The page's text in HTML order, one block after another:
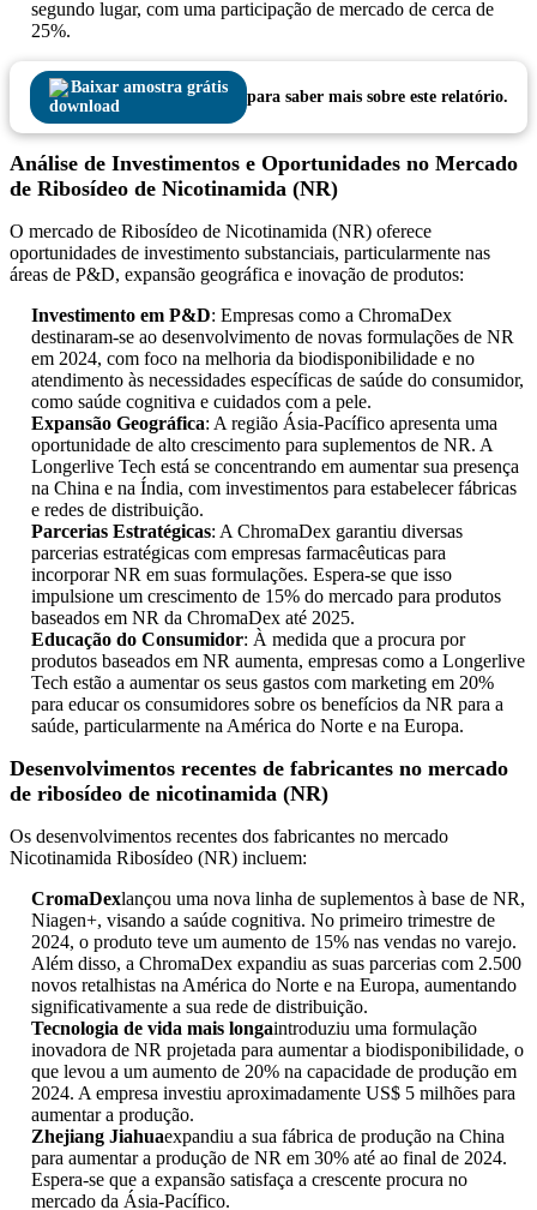
segundo lugar, com uma participação de mercado de cerca de
25%.
Baixar amostra grátis
para saber mais sobre este relatório.
Análise de Investimentos e Oportunidades no Mercado
de Ribosídeo de Nicotinamida (NR)
O mercado de Ribosídeo de Nicotinamida (NR) oferece
oportunidades de investimento substanciais, particularmente nas
áreas de P&D, expansão geográfica e inovação de produtos:
Investimento em P&D: Empresas como a ChromaDex
destinaram-se ao desenvolvimento de novas formulações de NR
em 2024, com foco na melhoria da biodisponibilidade e no
atendimento às necessidades específicas de saúde do consumidor,
como saúde cognitiva e cuidados com a pele.
Expansão Geográfica: A região Ásia-Pacífico apresenta uma
oportunidade de alto crescimento para suplementos de NR. A
Longerlive Tech está se concentrando em aumentar sua presença
na China e na Índia, com investimentos para estabelecer fábricas
e redes de distribuição.
Parcerias Estratégicas: A ChromaDex garantiu diversas
parcerias estratégicas com empresas farmacêuticas para
incorporar NR em suas formulações. Espera-se que isso
impulsione um crescimento de 15% do mercado para produtos
baseados em NR da ChromaDex até 2025.
Educação do Consumidor: À medida que a procura por
produtos baseados em NR aumenta, empresas como a Longerlive
Tech estão a aumentar os seus gastos com marketing em 20%
para educar os consumidores sobre os benefícios da NR para a
saúde, particularmente na América do Norte e na Europa.
Desenvolvimentos recentes de fabricantes no mercado
de ribosídeo de nicotinamida (NR)
Os desenvolvimentos recentes dos fabricantes no mercado
Nicotinamida Ribosídeo (NR) incluem:
CromaDexlançou uma nova linha de suplementos à base de NR,
Niagen+, visando a saúde cognitiva. No primeiro trimestre de
2024, o produto teve um aumento de 15% nas vendas no varejo.
Além disso, a ChromaDex expandiu as suas parcerias com 2.500
novos retalhistas na América do Norte e na Europa, aumentando
significativamente a sua rede de distribuição.
Tecnologia de vida mais longaintroduziu uma formulação
inovadora de NR projetada para aumentar a biodisponibilidade, o
que levou a um aumento de 20% na capacidade de produção em
2024. A empresa investiu aproximadamente US$ 5 milhões para
aumentar a produção.
Zhejiang Jiahuaexpandiu a sua fábrica de produção na China
para aumentar a produção de NR em 30% até ao final de 2024.
Espera-se que a expansão satisfaça a crescente procura no
mercado da Ásia-Pacífico.